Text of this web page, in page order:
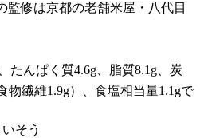
監修は京都の老舗米屋・八代目
たんぱく質4.6g、脂質8.1g、炭
物繊維1.9g）、食塩相当量1.1gで
そう